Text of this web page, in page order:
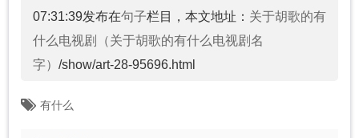
07:31:39发布在句子栏目，本文地址： 关于胡歌的有
什么电视剧（关于胡歌的有什么电视剧名
字） /show/art-28-95696.html
有什么